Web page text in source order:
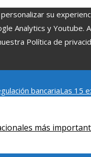
su
Analytics y
Política de
bancariaLas 15
y tecnología
más